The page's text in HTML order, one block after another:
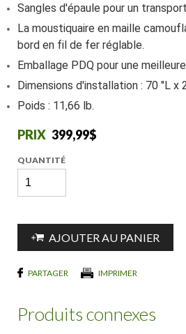
Sangles d'épaule pour un
La moustiquaire en maille
bord en fil de fer réglable.
Emballage PDQ pour une
Dimensions d'installation : 70 "L x
Poids : 11,66 lb.
399,99$
QUANTITÉ
AJOUTER AU PANIER
PARTAGER IMPRIMER
Produits connexes